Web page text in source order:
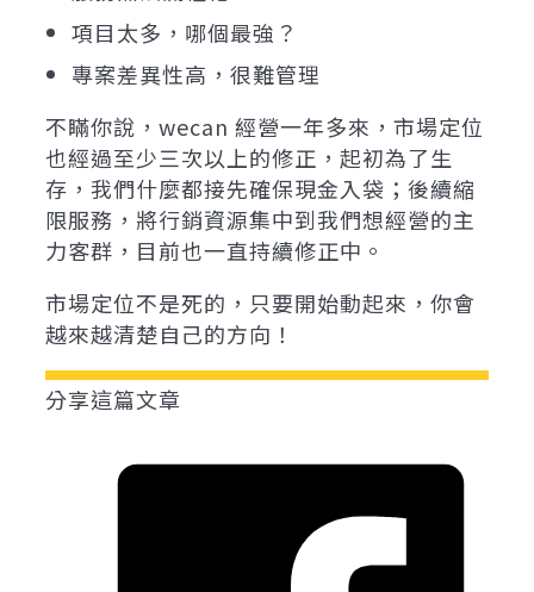
項目太多，哪個最強？
專案差異性高，很難管理
不瞞你說，wecan 經營一年多來，市場定位
也經過至少三次以上的修正，起初為了生
存，我們什麼都接先確保現金入袋；後續縮
限服務，將行銷資源集中到我們想經營的主
力客群，目前也一直持續修正中。
市場定位不是死的，只要開始動起來，你會
越來越清楚自己的方向！
分享這篇文章